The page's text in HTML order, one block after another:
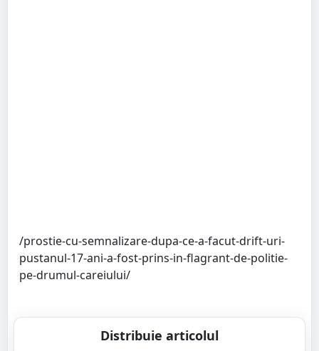
/prostie-cu-semnalizare-dupa-ce-a-facut-drift-uri-
pustanul-17-ani-a-fost-prins-in-flagrant-de-politie-
pe-drumul-careiului/
Distribuie articolul